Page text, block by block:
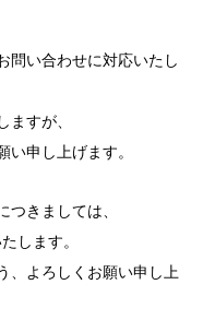
問い合わせに対応いたし
すが、
申し上げます。
きましては、
します。
、よろしくお願い申し上